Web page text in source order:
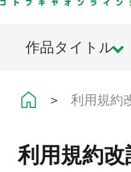
作品タイトル
＞ 利用規約
利用規約